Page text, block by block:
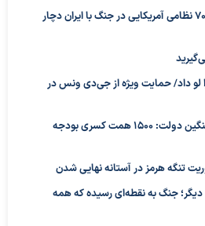
آسوشیتدپرس: نزدیک به ۷۰۰ نظامی آمریکایی در جنگ با ایران دچار
لو داد/ حمایت ویژه از جی‌دی ونس در
روایت پزشکیان از میراث سنگین دولت: ۱۵۰۰ همت کسری بودجه
تنگه هرمز در آستانه نهایی شدن
دیگر؛ جنگ به نقطه‌ای رسیده که همه